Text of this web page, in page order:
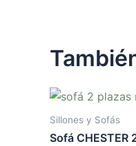
Sillones y Sofás
Sofá CHESTER